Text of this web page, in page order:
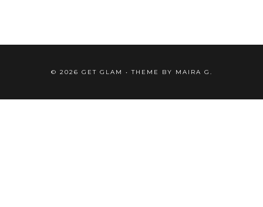
© 2026 GET GLAM • THEME BY MAIRA G.